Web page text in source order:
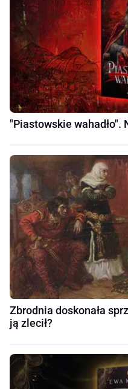
"Piastowskie wahadło".
Zbrodnia doskonała
ją zlecił?